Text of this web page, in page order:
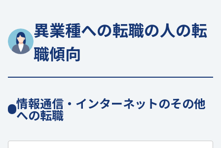
異業種への転職の人の転
職傾向
情報通信・インターネットのその他
への転職